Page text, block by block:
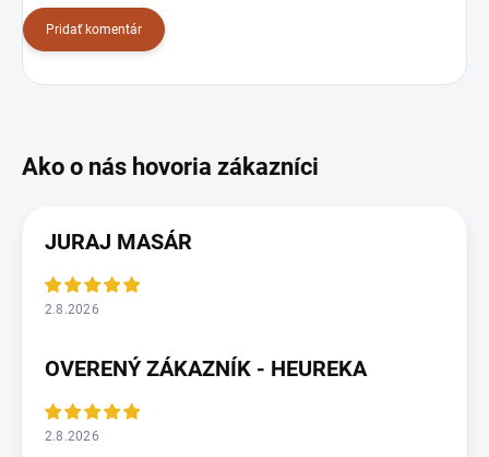
Pridať komentár
JURAJ MASÁR
2.8.2026
OVERENÝ ZÁKAZNÍK - HEUREKA
2.8.2026